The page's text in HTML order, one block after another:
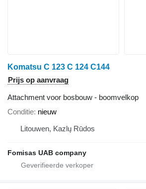
Komatsu C 123 C 124 C144
Prijs op aanvraag
Attachment voor bosbouw - boomvelkop
Conditie nieuw
Litouwen, Kazlų Rūdos
Fomisas UAB company